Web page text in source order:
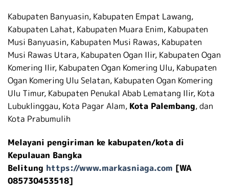
Kabupaten Banyuasin, Kabupaten Empat Lawang,
Kabupaten Lahat, Kabupaten Muara Enim, Kabupaten
Musi Banyuasin, Kabupaten Musi Rawas, Kabupaten
Musi Rawas Utara, Kabupaten Ogan Ilir, Kabupaten Ogan
Komering Ilir, Kabupaten Ogan Komering Ulu, Kabupaten
Ogan Komering Ulu Selatan, Kabupaten Ogan Komering
Ulu Timur, Kabupaten Penukal Abab Lematang Ilir, Kota
Lubuklinggau, Kota Pagar Alam, Kota Palembang, dan
Kota Prabumulih
Melayani pengiriman ke kabupaten/kota di
Kepulauan Bangka
Belitung https://www.markasniaga.com [WA
085730453518]